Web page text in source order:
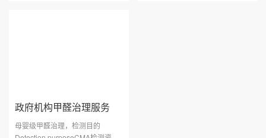
政府机构甲醛治理服务
母婴级甲醛治理，检测目的